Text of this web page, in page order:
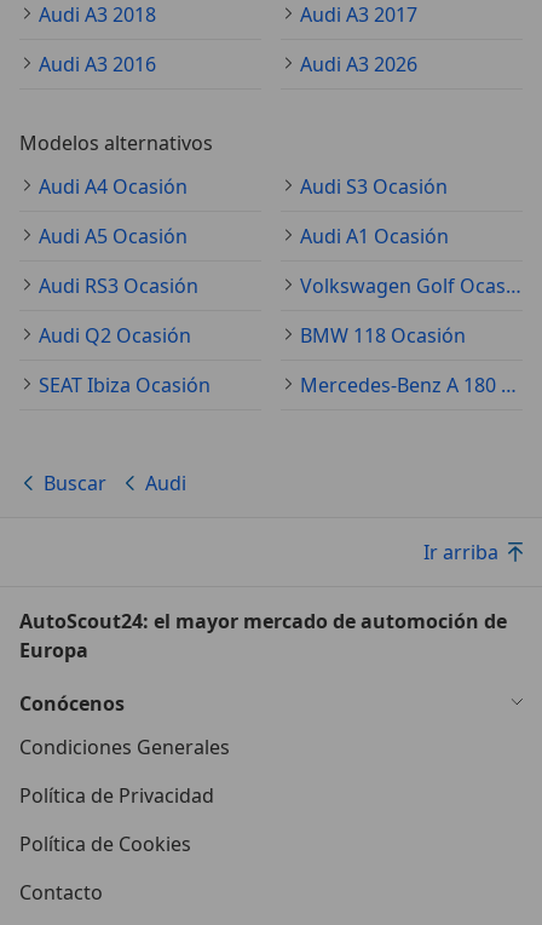
Audi A3 2018
Audi A3 2017
Audi A3 2016
Audi A3 2026
Modelos alternativos
Audi A4 Ocasión
Audi S3 Ocasión
Audi A5 Ocasión
Audi A1 Ocasión
Audi RS3 Ocasión
Volkswagen Golf Ocasión
Audi Q2 Ocasión
BMW 118 Ocasión
SEAT Ibiza Ocasión
Mercedes-Benz A 180 Ocasión
Buscar Audi
Ir arriba
AutoScout24: el mayor mercado de automoción de
Europa
Conócenos
Condiciones Generales
Política de Privacidad
Política de Cookies
Contacto